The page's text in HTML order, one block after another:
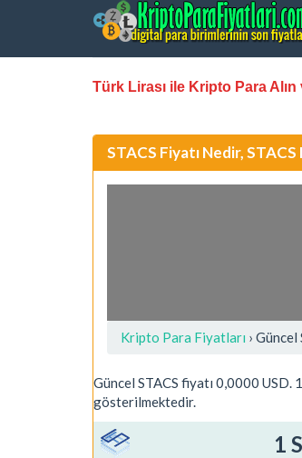
Türk Lirası ile Kripto Para Alın
STACS Fiyatı Nedir,
Kripto Para Fiyatları ›
Güncel STACS fiyatı 0,0000 USD.
gösterilmektedir.
1